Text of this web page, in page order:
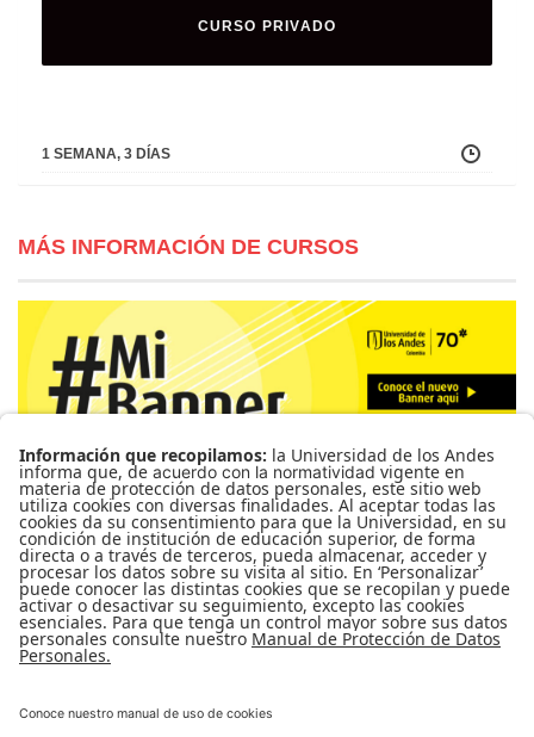
CURSO PRIVADO
1 SEMANA, 3 DÍAS
MÁS INFORMACIÓN DE CURSOS
Para más información de cursos, horarios y cupos visite el
Sistema de Información Banner
Ir a Mi Banner